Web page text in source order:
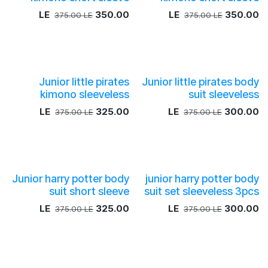
350.00
375.00LE
350.00
375.00LE
Junior little pirates body
suit sleeveless
300.00
375.00LE
Junior little pirates
kimono sleeveless
325.00
375.00LE
junior harry potter body
suit set sleeveless 3pcs
300.00
375.00LE
Junior harry potter body
suit short sleeve
325.00
375.00LE